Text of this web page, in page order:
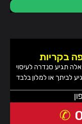
תגיע סנדרה לעיסוי